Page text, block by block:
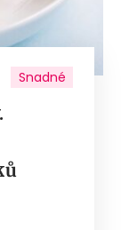
Snadné